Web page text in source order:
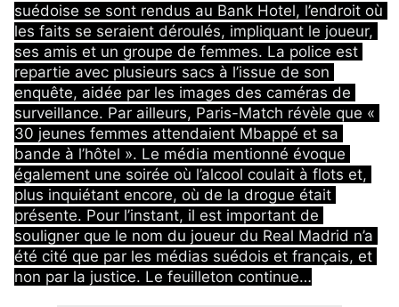
suédoise se sont rendus au Bank Hotel, l’endroit où
les faits se seraient déroulés, impliquant le joueur,
ses amis et un groupe de femmes. La police est
repartie avec plusieurs sacs à l’issue de son
enquête, aidée par les images des caméras de
surveillance. Par ailleurs, Paris-Match révèle que «
30 jeunes femmes attendaient Mbappé et sa
bande à l’hôtel ». Le média mentionné évoque
également une soirée où l’alcool coulait à flots et,
plus inquiétant encore, où de la drogue était
présente. Pour l’instant, il est important de
souligner que le nom du joueur du Real Madrid n’a
été cité que par les médias suédois et français, et
non par la justice. Le feuilleton continue…